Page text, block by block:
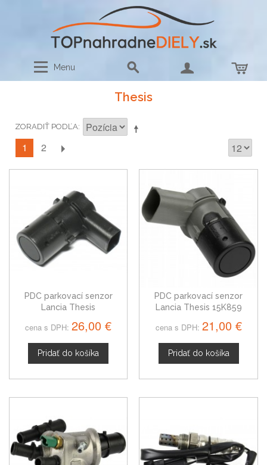
Menu
Thesis
ZORADIŤ PODĽA
1 2
PDC parkovací senzor
Lancia Thesis
cena s DPH: 26,00 €
Pridať do košíka
PDC parkovací senzor
Lancia Thesis 15K859
cena s DPH: 21,00 €
Pridať do košíka